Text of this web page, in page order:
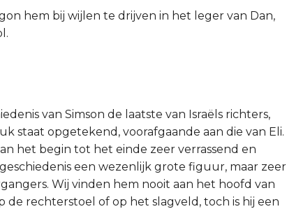
hem bij wijlen te drijven in het leger van Dan,
van Simson de laatste van Israëls richters,
staat opgetekend, voorafgaande aan die van Eli.
het begin tot het einde zeer verrassend en
een wezenlijk grote figuur, maar zeer
Wij vinden hem nooit aan het hoofd van
de rechterstoel of op het slagveld, toch is hij een